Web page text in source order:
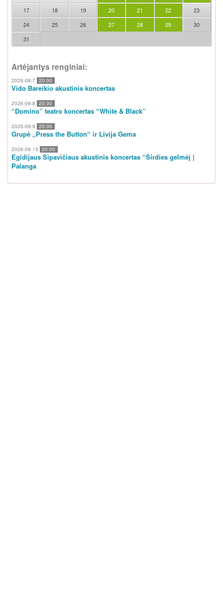
17
18 19 20 21 22
23
24
25 26 27 28 29
30
31
Artėjantys renginiai:
2026-08-7 20:00
Vido Bareikio akustinis koncertas
2026-08-8 20:00
“Domino” teatro koncertas “White & Black”
2026-08-9 20:00
Grupė „Press the Button“ ir Livija Gema
2026-08-13 20:00
Egidijaus Sipavičiaus akustinis koncertas “Širdies gelmėj |
Palanga